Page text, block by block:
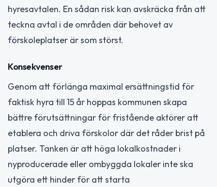
hyresavtalen. En sådan risk kan avskräcka från att
teckna avtal i de områden där behovet av
förskoleplatser är som störst.
Konsekvenser
Genom att förlänga maximal ersättningstid för
faktisk hyra till 15 år hoppas kommunen skapa
bättre förutsättningar för fristående aktörer att
etablera och driva förskolor där det råder brist på
platser. Tanken är att höga lokalkostnader i
nyproducerade eller ombyggda lokaler inte ska
utgöra ett hinder för att starta